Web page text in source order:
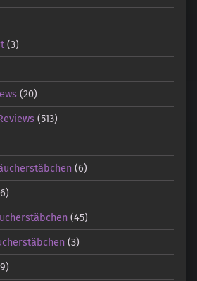
(3)
(20)
(513)
(6)
(45)
(3)